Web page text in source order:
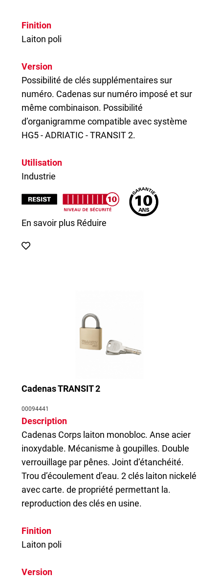
Finition
Laiton poli
Version
Possibilité de clés supplémentaires sur
numéro. Cadenas sur numéro imposé et sur
même combinaison. Possibilité
d’organigramme compatible avec système
HG5 - ADRIATIC - TRANSIT 2.
Utilisation
Industrie
En savoir plus Réduire
Cadenas TRANSIT 2
00094441
Description
Cadenas Corps laiton monobloc. Anse acier
inoxydable. Mécanisme à goupilles. Double
verrouillage par pênes. Joint d’étanchéité.
Trou d’écoulement d’eau. 2 clés laiton nickelé
avec carte. de propriété permettant la.
reproduction des clés en usine.
Finition
Laiton poli
Version